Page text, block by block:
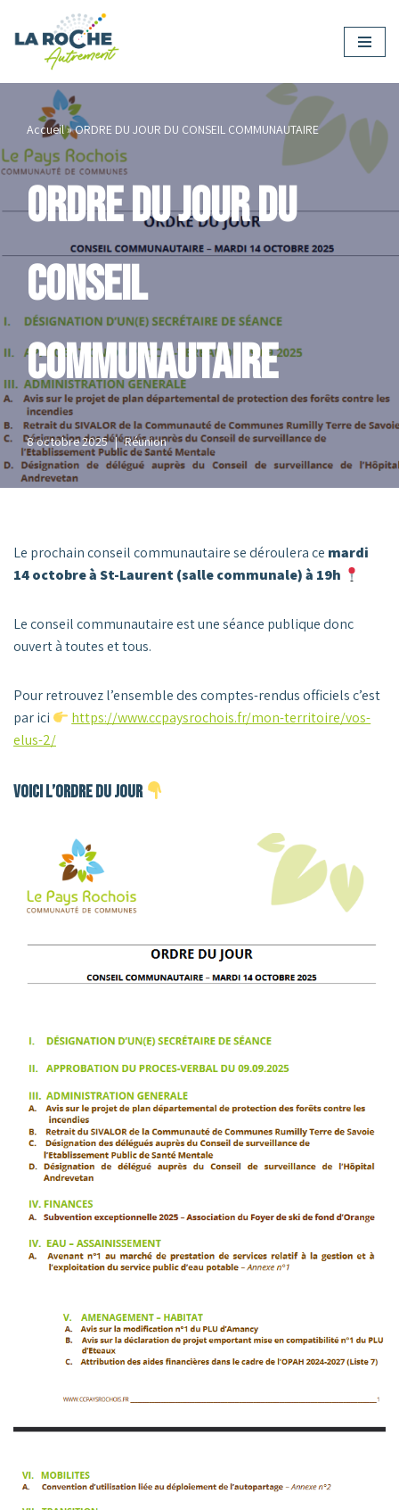
Aller
contenu
Accueil»ORDRE DU JOUR DU CONSEIL COMMUNAUTAIRE
ORDRE DU JOUR DU
CONSEIL
COMMUNAUTAIRE
8 octobre 2025 Réunion
Le prochain conseil communautaire se déroulera ce mardi
14 octobre à St-Laurent (salle communale) à 19h
Le conseil communautaire est une séance publique donc
ouvert à toutes et tous.
Pour retrouvez l’ensemble des comptes-rendus officiels c’est
par ici
https://www.ccpaysrochois.fr/mon-territoire/vos-
elus-2/
Voici l’ordre du jour